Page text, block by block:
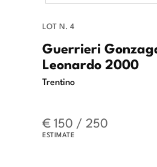
LOT N. 4
Guerrieri
Leonardo 2000
Trentino
€ 150 / 250
ESTIMATE